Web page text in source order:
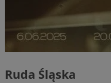
Ruda Śląska